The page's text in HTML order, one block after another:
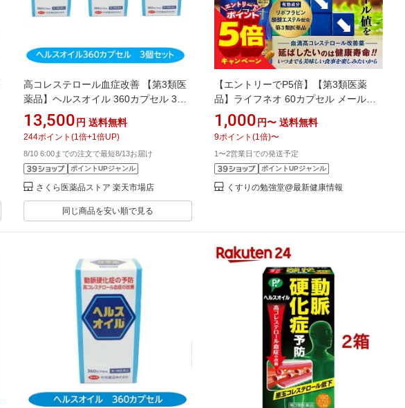
高コレステロール血症改善 【第3類医
薬品】ヘルスオイル 360カプセル 3個
セット 動脈硬化 高脂血症 心筋梗塞予
防 脳梗塞予防 青ラベル
13,500 円 送料無料
244ポイント (1 倍+1 倍UP)
8/10 6:00までの注文で最短8/13お届け
ポイントUPジャンル
さくら医薬品ストア 楽天市場店
同じ商品を安い順で見る
【エントリーでP5倍】【第3類医薬
品】ライフネオ 60カプセル メール便
送料無料 / コレステロール コレステロ
ール対策 ldlコレステロール 改善 悪玉
コレステロール LDL 改善 リボフラビ
ン酪酸エステル 中性脂肪 コレステロ
ール 下げる
1,000 円〜 送料無料
9ポイント (1 倍)〜
1〜2営業日での発送予定
ポイントUPジャンル
くすりの勉強堂@最新健康情報